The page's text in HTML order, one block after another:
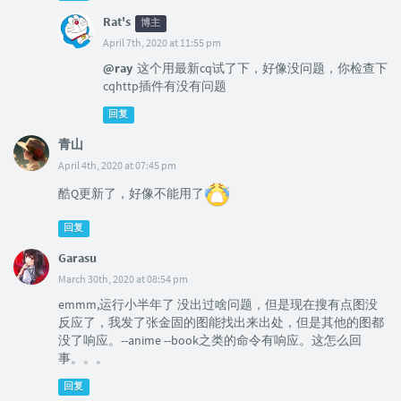
Rat's 博主
April 7th, 2020 at 11:55 pm
@ray 这个用最新cq试了下，好像没问题，你检查下
cqhttp插件有没有问题
回复
青山
April 4th, 2020 at 07:45 pm
酷Q更新了，好像不能用了
回复
Garasu
March 30th, 2020 at 08:54 pm
emmm,运行小半年了 没出过啥问题，但是现在搜有点图没
反应了，我发了张金固的图能找出来出处，但是其他的图都
没了响应。--anime --book之类的命令有响应。这怎么回
事。。。
回复